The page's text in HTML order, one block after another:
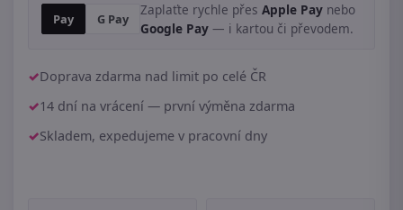
Pay G Pay
Zaplaťte rychle přes Apple Pay nebo
Google Pay — i kartou či převodem.
Doprava zdarma nad limit po celé ČR
14 dní na vrácení — první výměna zdarma
Skladem, expedujeme v pracovní dny